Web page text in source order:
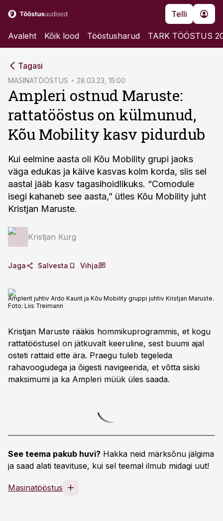
Telli
Avaleht Kõik lood Tööstusharud TARK TÖÖSTUS
Tagasi
MASINATÖÖSTUS 28.03.23, 15:00
Ampleri ostnud Maruste:
rattatööstus on külmunud,
Kõu Mobility kasv pidurdub
Kui eelmine aasta oli Kõu Mobility grupi jaoks
väga edukas ja käive kasvas kolm korda, siis sel
aastal jääb kasv tagasihoidlikuks. “Comodule
isegi kahaneb see aasta,” ütles Kõu Mobility juht
Kristjan Maruste.
Kristjan Kurg
Jaga Salvesta Vihja
Amplerit juhtiv Ardo Kaurit ja Kõu Mobility gruppi juhtiv Kristjan Maruste.
Foto: Liis Treimann
Kristjan Maruste rääkis hommikuprogrammis, et kogu
rattatööstusel on jätkuvalt keeruline, sest buumi ajal
osteti rattaid ette ära. Praegu tuleb tegeleda
rahavoogudega ja õigesti navigeerida, et võtta siiski
maksimumi ja ka Ampleri müük üles saada.
See teema pakub huvi? Hakka neid märksõnu jälgima
ja saad alati teavituse, kui sel teemal ilmub midagi uut!
Masinatööstus